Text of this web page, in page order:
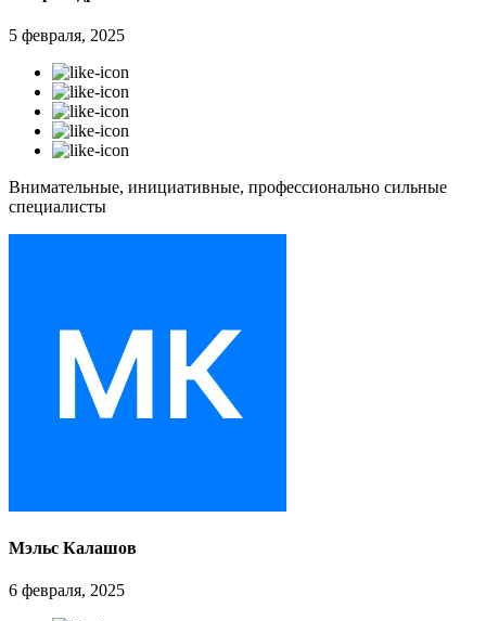
5 февраля, 2025
Внимательные, инициативные, профессионально сильные
специалисты
Мэльс Калашов
6 февраля, 2025